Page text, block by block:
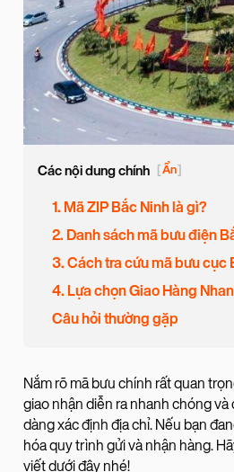
Các nội dung chính [Ẩn]
1. Mã ZIP Bắc Ninh là gì?
2. Danh sách mã bưu điện
3. Cách tra cứu mã bưu cục
4. Lựa chọn Giao Hàng
Câu hỏi thường gặp
Nắm rõ mã bưu chính rất quan
giao nhận diễn ra nhanh chóng
dàng xác định địa chỉ. Nếu bạn
hóa quy trình gửi và nhận hàng.
viết dưới đây nhé!